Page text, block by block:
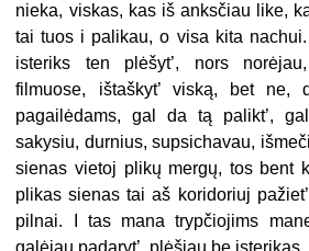
nieka, viskas, kas iš anksčiau like,
tai tuos i palikau, o visa kita
isteriks ten plėšyt’, nors
filmuose, ištaškyt’ viską, bet ne,
pagailėdams, gal da tą palikt’,
sakysiu, durnius, supsichavau,
sienas vietoj plikų mergų, tos bent
plikas sienas tai aš koridoriuj
pilnai. I tas mana trypčiojims